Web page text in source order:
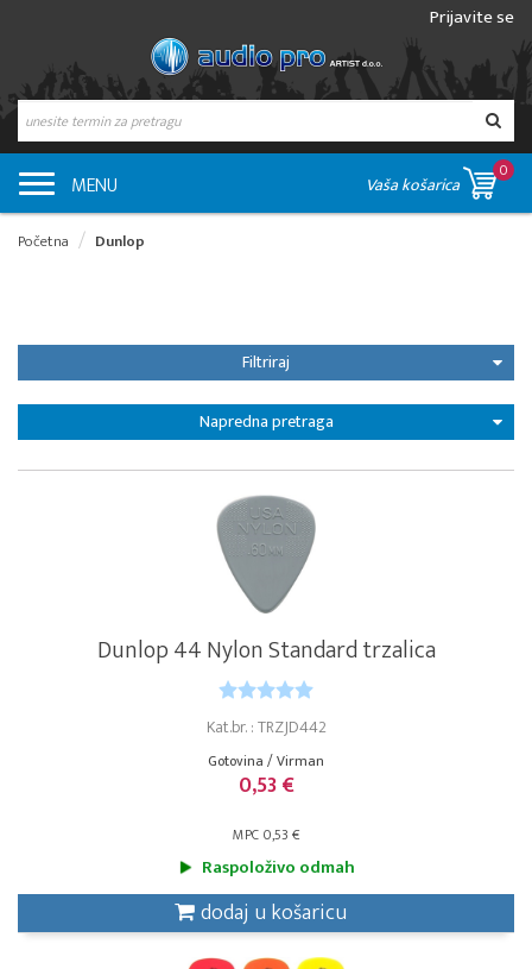
Prijavite se
MENU Vaša košarica
0
Početna Dunlop
Filtriraj
Napredna pretraga
Dunlop 44 Nylon Standard trzalica
Kat.br. : TRZJD442
Gotovina / Virman
0,53 €
MPC 0,53 €
Raspoloživo odmah
dodaj u košaricu